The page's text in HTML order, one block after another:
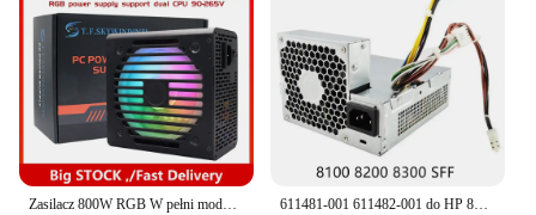
Zasilacz 800W RGB W pełni modułowy zasilacz do gier ATX Pełne napięcie 90-265V Aktywny PFC z wentylatorem FDB Wiele oświetlenia RGB do komputerów stacjonarnych 611481-001 611482-001 do HP 8100 8200 8300 SFF D10-240P1A 240W zasilacz 508152-001 613762-001 611480-001